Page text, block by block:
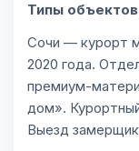
Типы
Сочи — курорт
2020 года.
премиум-
дом».
Выезд